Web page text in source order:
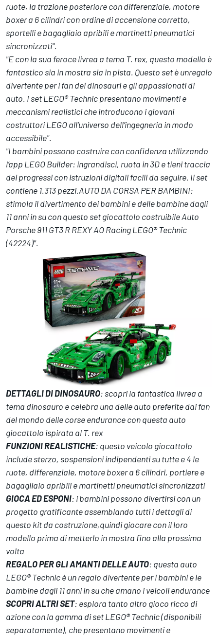
ruote, la trazione posteriore con differenziale, motore
boxer a 6 cilindri con ordine di accensione corretto,
sportelli e bagagliaio apribili e martinetti pneumatici
sincronizzati".
"E con la sua feroce livrea a tema T. rex, questo modello è
fantastico sia in mostra sia in pista. Questo set è unregalo
divertente per i fan dei dinosauri e gli appassionati di
auto. I set LEGO® Technic presentano movimenti e
meccanismi realistici che introducono i giovani
costruttori LEGO all’universo dell’ingegneria in modo
accessibile".
"I bambini possono costruire con confidenza utilizzando
l’app LEGO Builder: ingrandisci, ruota in 3D e tieni traccia
dei progressi con istruzioni digitali facili da seguire. Il set
contiene 1.313 pezzi.AUTO DA CORSA PER BAMBINI:
stimola il divertimento dei bambini e delle bambine dagli
11 anni in su con questo set giocattolo costruibile Auto
Porsche 911 GT3 R REXY AO Racing LEGO® Technic
(42224)".
DETTAGLI DI DINOSAURO: scopri la fantastica livrea a
tema dinosauro e celebra una delle auto preferite dai fan
del mondo delle corse endurance con questa auto
giocattolo ispirata al T. rex
FUNZIONI REALISTICHE: questo veicolo giocattolo
include sterzo, sospensioni indipendenti su tutte e 4 le
ruote, differenziale, motore boxer a 6 cilindri, portiere e
bagagliaio apribili e martinetti pneumatici sincronizzati
GIOCA ED ESPONI: i bambini possono divertirsi con un
progetto gratificante assemblando tutti i dettagli di
questo kit da costruzione,quindi giocare con il loro
modello prima di metterlo in mostra fino alla prossima
volta
REGALO PER GLI AMANTI DELLE AUTO: questa auto
LEGO® Technic è un regalo divertente per i bambini e le
bambine dagli 11 anni in su che amano i veicoli endurance
SCOPRI ALTRI SET: esplora tanto altro gioco ricco di
azione con la gamma di set LEGO® Technic (disponibili
separatamente), che presentano movimenti e